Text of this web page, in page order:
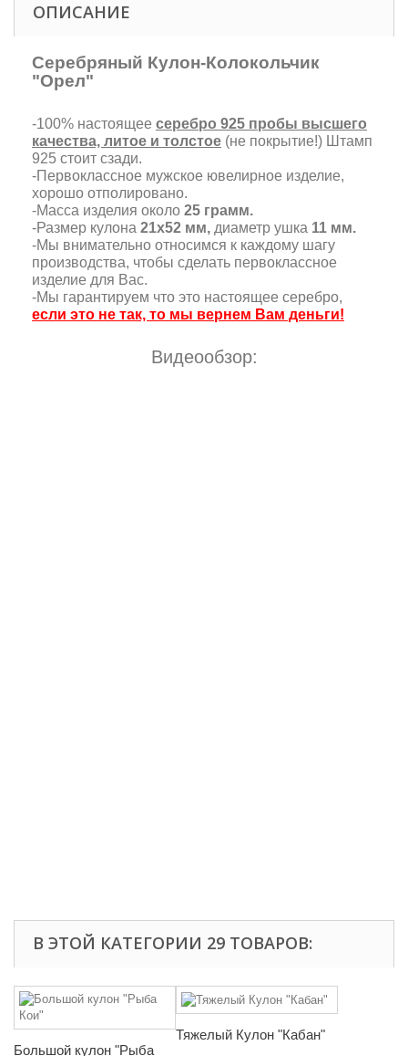
ОПИСАНИЕ
Серебряный Кулон-Колокольчик
"Орел"
-100% настоящее серебро 925 пробы высшего
качества, литое и толстое (не покрытие!) Штамп
925 стоит сзади.
-Первоклассное мужское ювелирное изделие,
хорошо отполировано.
-Масса изделия около 25 грамм.
-Размер кулона 21х52 мм, диаметр ушка 11 мм.
-Мы внимательно относимся к каждому шагу
производства, чтобы сделать первоклассное
изделие для Вас.
-Мы гарантируем что это настоящее серебро,
если это не так, то мы вернем Вам деньги!
Видеообзор:
В ЭТОЙ КАТЕГОРИИ 29 ТОВАРОВ:
Большой кулон "Рыба
Тяжелый Кулон "Кабан"